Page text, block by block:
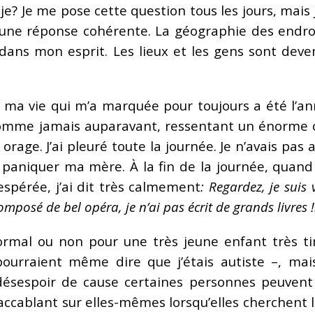
Je me pose cette question tous les jours,
réponse cohérente. La géographie des
mon esprit. Les lieux et les gens sont
vie qui m’a marquée pour toujours a été
jamais auparavant, ressentant un
J’ai pleuré toute la journée. Je n’avais
paniquer ma mère. À la fin de la journée,
j’ai dit très calmement: Regardez, je suis
de bel opéra, je n’ai pas écrit de grands livres
ou non pour une très jeune enfant très
même dire que j’étais autiste –,
de cause certaines personnes
sur elles-mêmes lorsqu’elles cherchent